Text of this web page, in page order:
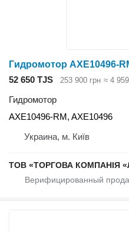
52 650 TJS 253 900 грн ≈ 4
Гидромотор
AXE10496-RM, AXE10496
Украина, м. Київ
ТОВ «ТОРГОВА КОМПАНІЯ